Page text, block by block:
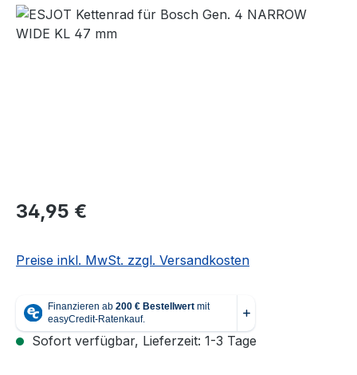
Regulärer Preis:
34,95 €
Preise inkl. MwSt. zzgl. Versandkosten
Sofort verfügbar, Lieferzeit: 1-3 Tage